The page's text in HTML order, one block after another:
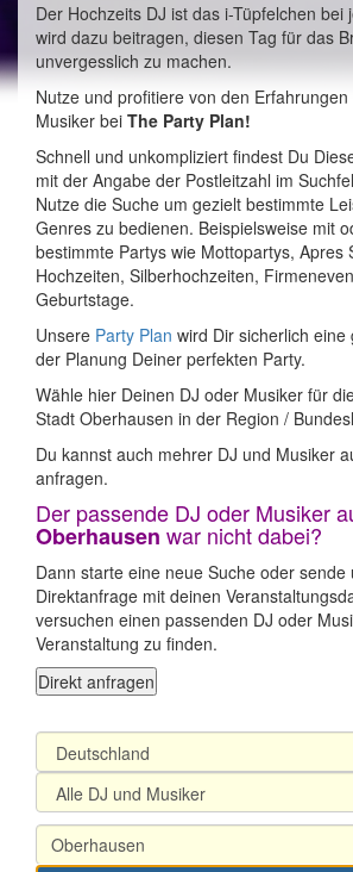
Der Hochzeits DJ ist das i-Tüpfelchen bei
wird dazu beitragen, diesen Tag für das
unvergesslich zu machen.
Nutze und profitiere von den
Musiker bei The Party Plan!
Schnell und unkompliziert findest Du
mit der Angabe der Postleitzahl im
Nutze die Suche um gezielt bestimmte
Genres zu bedienen. Beispielsweise mit
bestimmte Partys wie Mottopartys, Apres
Hochzeiten, Silberhochzeiten,
Geburtstage.
Unsere Party Plan wird Dir sicherlich
der Planung Deiner perfekten Party.
Wähle hier Deinen DJ oder Musiker für
Stadt Oberhausen in der Region /
Du kannst auch mehrer DJ und Musiker
anfragen.
Der passende DJ oder Musiker
Oberhausen war nicht dabei?
Dann starte eine neue Suche oder sende
Direktanfrage mit deinen
versuchen einen passenden DJ oder
Veranstaltung zu finden.
Direkt anfragen